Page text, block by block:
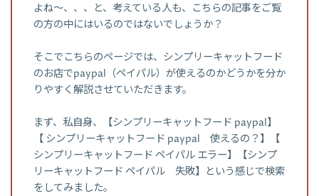
よね～、、、と、考えている人も、こちらの記事をご覧
の方の中にはいるのではないでしょうか？
そこでこちらのページでは、シンプリーキャットフード
のお店でpaypal（ペイパル）が使えるのかどうかを分か
りやすく解説させていただきます。
まず、私自身、【シンプリーキャットフード paypal】
【 シンプリーキャットフード paypal 使えるの？】【
シンプリーキャットフード ペイパル エラー】【シンプ
リーキャットフード ペイパル 失敗】という感じで検索
をしてみました。